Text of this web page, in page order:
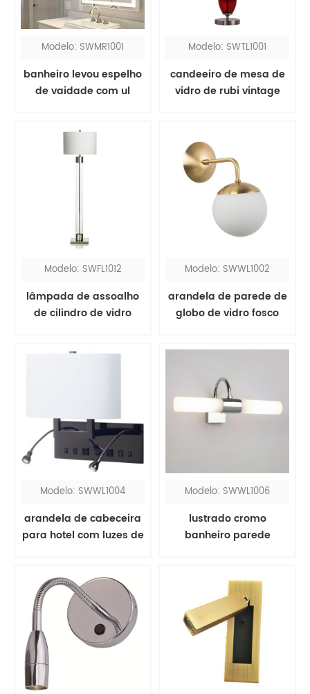
Modelo: SWMR1001
banheiro levou espelho
de vaidade com ul
Modelo: SWTL1001
candeeiro de mesa de
vidro de rubi vintage
Modelo: SWFL1012
lâmpada de assoalho
de cilindro de vidro
Modelo: SWWL1002
arandela de parede de
globo de vidro fosco
Modelo: SWWL1004
arandela de cabeceira
para hotel com luzes de
Modelo: SWWL1006
lustrado cromo
banheiro parede